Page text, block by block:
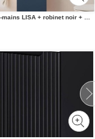
Meuble lave-mains LISA + robinet noir + miroir ovale